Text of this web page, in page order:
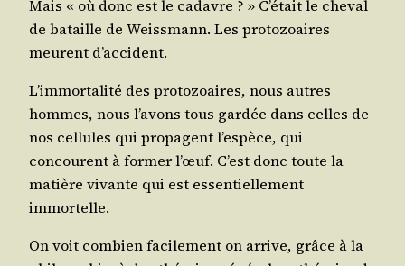
Mais « où donc est le cadavre ? » C’était le che­val
de bataille de Weiss­mann. Les pro­to­zoaires
meurent d’accident.
L’immortalité des pro­to­zoaires, nous autres
hommes, nous l’avons tous gar­dée dans celles de
nos cel­lules qui pro­pagent l’espèce, qui
concourent à for­mer l’œuf. C’est donc toute la
matière vivante qui est essen­tiel­le­ment
immortelle.
On voit com­bien faci­le­ment on arrive, grâce à la